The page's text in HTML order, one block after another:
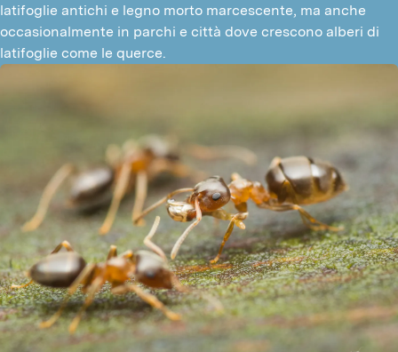
latifoglie antichi e legno morto marcescente, ma anche
occasionalmente in parchi e città dove crescono alberi di
latifoglie come le querce.